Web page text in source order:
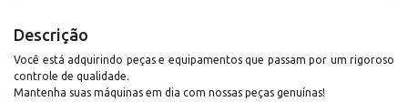
Descrição
Você está adquirindo peças e equipamentos que passam por um rigoroso
controle de qualidade.
Mantenha suas máquinas em dia com nossas peças genuínas!